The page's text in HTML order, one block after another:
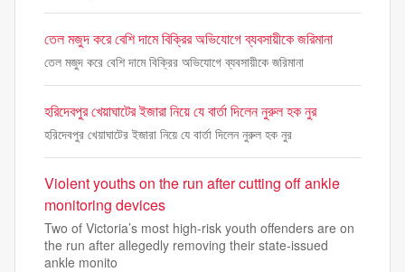
তেল মজুদ করে বেশি দামে বিক্রির অভিযোগে ব্যবসায়ীকে জরিমানা
তেল মজুদ করে বেশি দামে বিক্রির অভিযোগে ব্যবসায়ীকে জরিমানা
হরিদেবপুর খেয়াঘাটের ইজারা নিয়ে যে বার্তা দিলেন নুরুল হক নুর
হরিদেবপুর খেয়াঘাটের ইজারা নিয়ে যে বার্তা দিলেন নুরুল হক নুর
Violent youths on the run after cutting off ankle
monitoring devices
Two of Victoria’s most high-risk youth offenders are on
the run after allegedly removing their state-issued
ankle monito